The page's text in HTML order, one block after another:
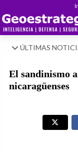
ÚLTIMAS
El sandinismo
nicaragüenses